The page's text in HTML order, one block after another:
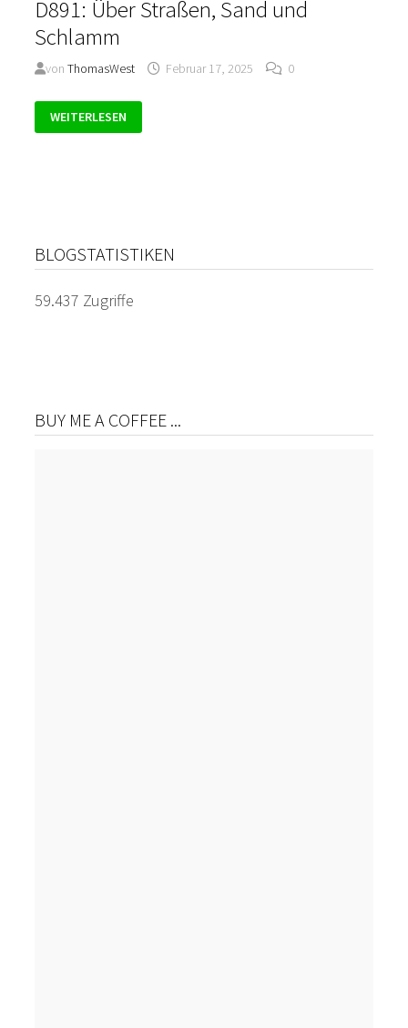
D891: Über Straßen, Sand und
Schlamm
vonThomasWest Februar 17, 2025 0
ÜBER
STRASSEN, S
WEITERLESEN
BLOGSTATISTIKEN
59.437 Zugriffe
BUY ME A COFFEE ...